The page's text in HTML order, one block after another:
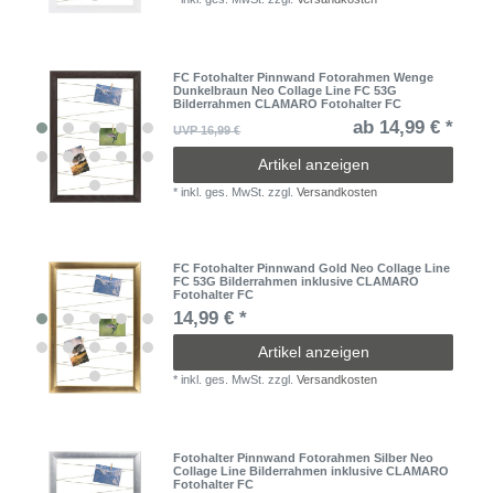
FC Fotohalter Pinnwand Fotorahmen Wenge
Dunkelbraun Neo Collage Line FC 53G
Bilderrahmen CLAMARO Fotohalter FC
UVP 16,99 €
ab 14,99 € *
Artikel anzeigen
*inkl. ges. MwSt. zzgl.Versandkosten
FC Fotohalter Pinnwand Gold Neo Collage Line
FC 53G Bilderrahmen inklusive CLAMARO
Fotohalter FC
14,99 € *
Artikel anzeigen
*inkl. ges. MwSt. zzgl.Versandkosten
Fotohalter Pinnwand Fotorahmen Silber Neo
Collage Line Bilderrahmen inklusive CLAMARO
Fotohalter FC